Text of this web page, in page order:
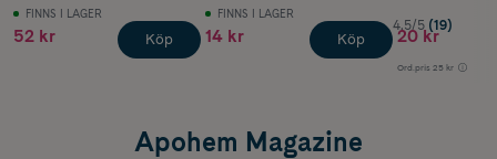
FINNS I LAGER
52 kr Köp
FINNS I LAGER
14 kr Köp
4.5/5 (19)
20 kr
Ord.pris 25 kr
Apohem Magazine